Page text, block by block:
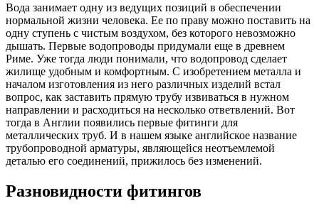
Вода занимает одну из ведущих позиций в обеспечении
нормальной жизни человека. Ее по праву можно поставить на
одну ступень с чистым воздухом, без которого невозможно
дышать. Первые водопроводы придумали еще в древнем
Риме. Уже тогда люди понимали, что водопровод сделает
жилище удобным и комфортным. С изобретением металла и
началом изготовления из него различных изделий встал
вопрос, как заставить прямую трубу извиваться в нужном
направлении и расходиться на несколько ответвлений. Вот
тогда в Англии появились первые фитинги для
металлических труб. И в нашем языке английское название
трубопроводной арматуры, являющейся неотъемлемой
деталью его соединений, прижилось без изменений.
Разновидности фитингов